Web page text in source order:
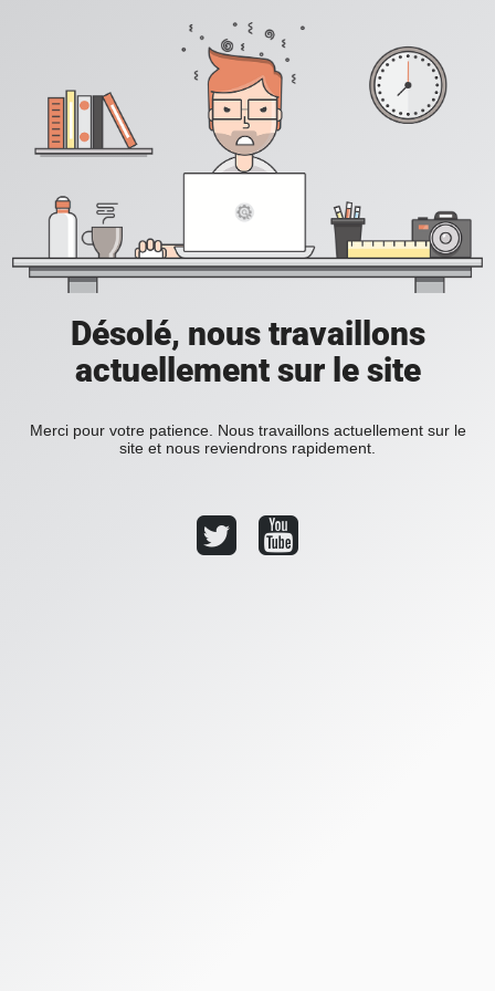
Désolé, nous travaillons
actuellement sur le site
Merci pour votre patience. Nous travaillons actuellement sur le
site et nous reviendrons rapidement.